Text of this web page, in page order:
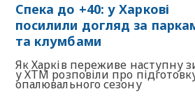
Спека до +40: у Харкові
посилили догляд за
та клумбами
Як Харків переживе наступну
у ХТМ розповіли про
опалювального сезону